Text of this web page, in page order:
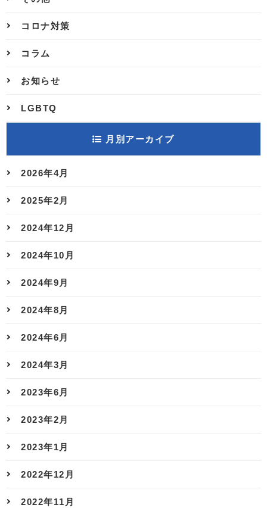
コロナ対策
コラム
お知らせ
LGBTQ
月別アーカイブ
2026年4月
2025年2月
2024年12月
2024年10月
2024年9月
2024年8月
2024年6月
2024年3月
2023年6月
2023年2月
2023年1月
2022年12月
2022年11月